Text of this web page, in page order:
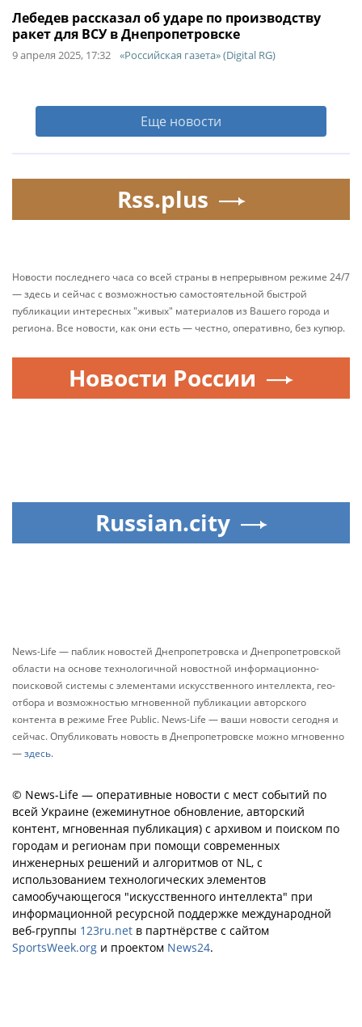
Лебедев рассказал об ударе по производству
ракет для ВСУ в Днепропетровске
9 апреля 2025, 17:32 «Российская газета» (Digital RG)
Еще новости
Rss.plus
Новости последнего часа со всей страны в непрерывном режиме 24/7
— здесь и сейчас с возможностью самостоятельной быстрой
публикации интересных "живых" материалов из Вашего города и
региона. Все новости, как они есть — честно, оперативно, без купюр.
Новости России
Russian.city
News-Life — паблик новостей Днепропетровска и Днепропетровской
области на основе технологичной новостной информационно-
поисковой системы с элементами искусственного интеллекта, гео-
отбора и возможностью мгновенной публикации авторского
контента в режиме Free Public. News-Life — ваши новости сегодня и
сейчас. Опубликовать новость в Днепропетровске можно мгновенно
—здесь.
© News-Life — оперативные новости с мест событий по
всей Украине (ежеминутное обновление, авторский
контент, мгновенная публикация) с архивом и поиском по
городам и регионам при помощи современных
инженерных решений и алгоритмов от NL, с
использованием технологических элементов
самообучающегося "искусственного интеллекта" при
информационной ресурсной поддержке международной
веб-группы 123ru.net в партнёрстве с сайтом
SportsWeek.org и проектом News24.